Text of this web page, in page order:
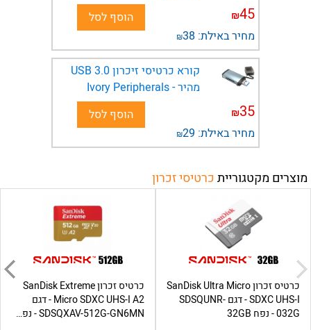
45
₪
מחיר באילת: 38
₪
הוסף לסל
קורא כרטיסי זיכרון USB 3.0
מהיר - Ivory Peripherals
35
₪
מחיר באילת: 29
₪
הוסף לסל
מוצרים מקטגוריית כרטיסי זכרון
כרטיס זכרון SanDisk Ultra Micro
SDXC UHS-I - דגם SDSQUNR-
032G - נפח 32GB
כרטיס זכרון SanDisk Extreme
Micro SDXC UHS-I A2 - דגם
SDSQXAV-512G-GN6MN - נפח...